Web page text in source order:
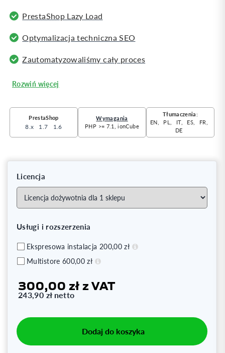
PrestaShop Lazy Load
Optymalizacja techniczna SEO
Zautomatyzowaliśmy cały proces
Rozwiń więcej
PrestaShop
8.x 1.7 1.6
Wymagania
PHP >= 7.1, ionCube
Tłumaczenia:
EN
PL IT ES
FR
DE
Licencja
Usługi i rozszerzenia
Ekspresowa instalacja 200,00 zł
Multistore 600,00 zł
300,00 złz VAT
243,90 zł netto
Dodaj do koszyka